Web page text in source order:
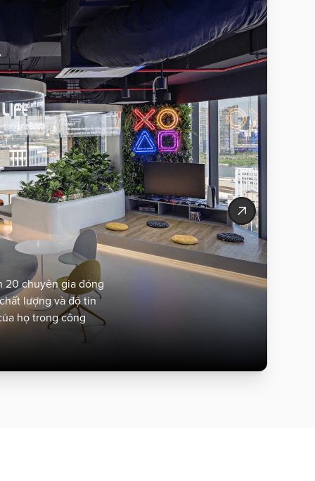
năng tối ưu, thông
được thiết kế
nhiều đối tượng
20 chuyên gia đóng
lượng và độ tin
họ trong công